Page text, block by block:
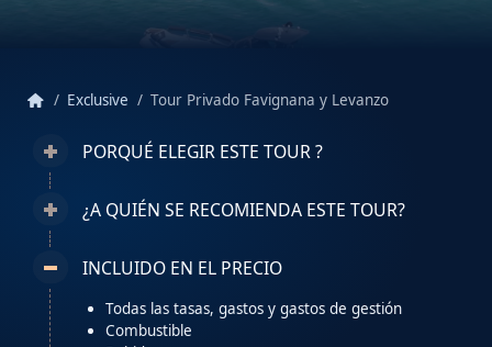
homeExclusive Tour Privado Favignana y Levanzo
PORQUÉ ELEGIR ESTE TOUR ?
¿A QUIÉN SE RECOMIENDA ESTE TOUR?
INCLUIDO EN EL PRECIO
Todas las tasas, gastos y gastos de gestión
Combustible